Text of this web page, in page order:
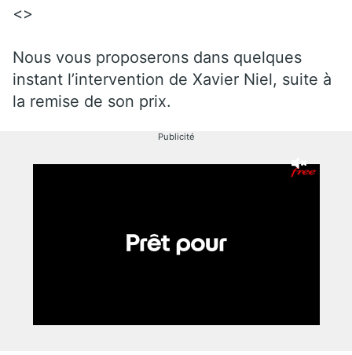
<>
Nous vous proposerons dans quelques
instant l’intervention de Xavier Niel, suite à
la remise de son prix.
Publicité